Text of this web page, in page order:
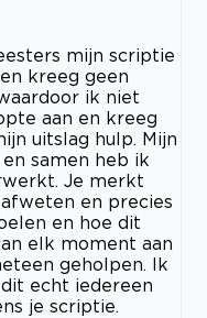
mijn scriptie
kreeg geen
ik niet
aan en kreeg
uitslag hulp. Mijn
samen heb ik
Je merkt
en precies
en hoe dit
elk moment aan
geholpen. Ik
echt iedereen
je scriptie.